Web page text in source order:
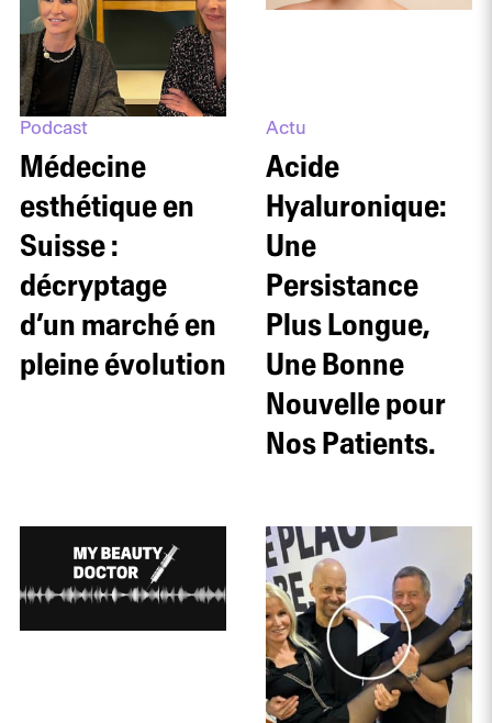
Podcast
Médecine
esthétique en
Suisse :
décryptage
d’un marché en
pleine évolution
Actu
Acide
Hyaluronique:
Une
Persistance
Plus Longue,
Une Bonne
Nouvelle pour
Nos Patients.